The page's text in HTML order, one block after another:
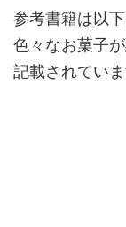
参考書籍は以下
色々なお菓子
記載されていま